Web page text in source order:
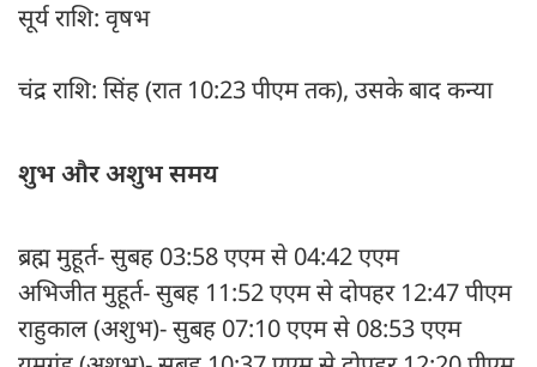
सूर्य राशि: वृषभ
चंद्र राशि: सिंह (रात 10:23 पीएम तक), उसके बाद कन्या
शुभ और अशुभ समय
ब्रह्म मुहूर्त- सुबह 03:58 एएम से 04:42 एएम
अभिजीत मुहूर्त- सुबह 11:52 एएम से दोपहर 12:47 पीएम
राहुकाल (अशुभ)- सुबह 07:10 एएम से 08:53 एएम